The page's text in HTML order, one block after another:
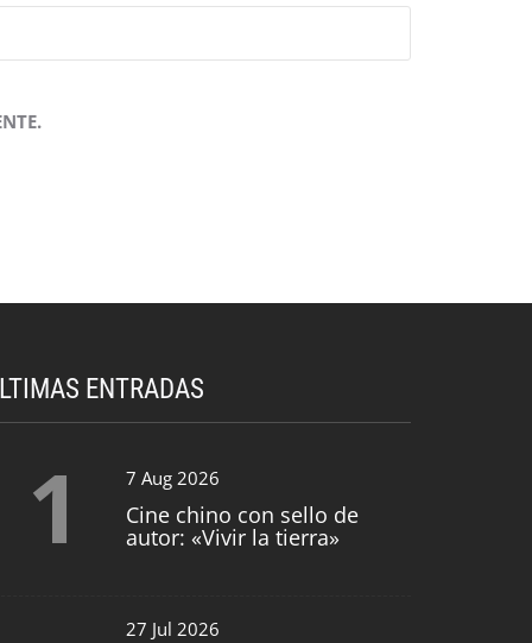
ENTRADAS
1 7 Aug 2026
Cine chino con sello de
autor: «Vivir la tierra»
27 Jul 2026